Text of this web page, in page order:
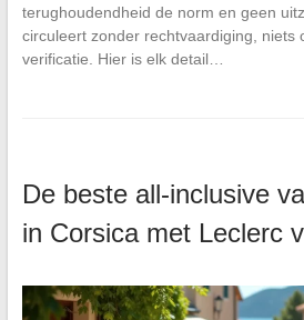
terughoudendheid de norm en geen
circuleert zonder rechtvaardiging, niets
verificatie. Hier is elk detail…
De beste all-inclusive
in Corsica met Leclerc